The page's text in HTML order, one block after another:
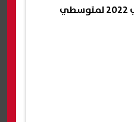
شقق الإسكان الاجتماعي 2022 لمتوسطي